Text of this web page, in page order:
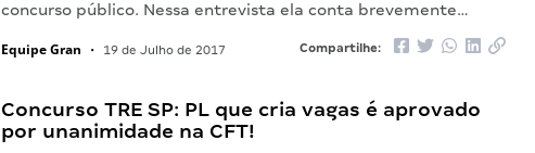
concurso público. Nessa entrevista ela conta brevemente…
Equipe Gran • 19 de Julho de 2017 Compartilhe:
Concurso TRE SP: PL que cria vagas é aprovado
por unanimidade na CFT!